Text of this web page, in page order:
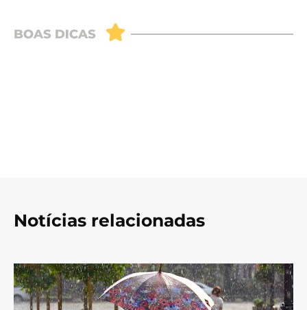
Notícias relacionadas